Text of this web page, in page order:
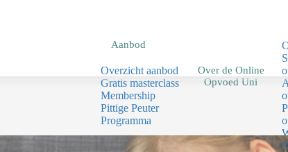
Aanbod
Overzicht aanbod
Gratis masterclass
Membership
Pittige Peuter
Programma
Over de Online
Opvoed Uni